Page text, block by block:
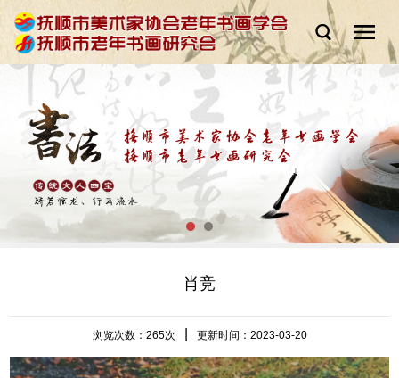
肖竞
浏览次数： 265次 更新时间：2023-03-20